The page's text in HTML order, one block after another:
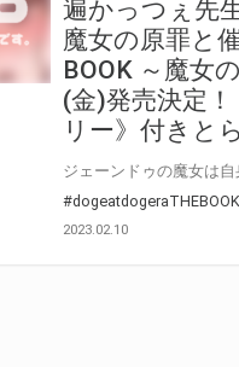
遍かっつぇ先
魔女の原罪と
BOOK ～魔女
(金)発売決定
リー》付きと
2023.02.10